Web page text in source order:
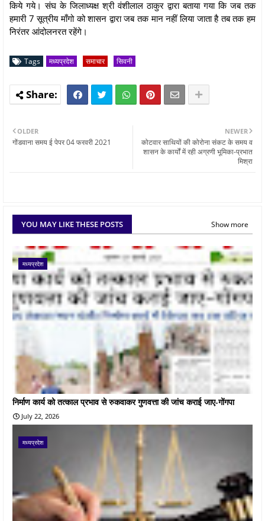
किये गये। संघ के जिलाध्यक्ष श्री वंशीलाल ठाकुर द्वारा बताया गया कि जब तक
हमारी 7 सूत्रीय माँगो को शासन द्वारा जब तक मान नहीं लिया जाता है तब तक हम
निरंतर आंदोलनरत रहेंगे।
Tags मध्यप्रदेश समाचार सिवनी
NEWER
कोटवार साथियों की कोरोना संकट के समय व
शासन के कार्यों में रही अग्रणी भूमिका-प्रभात
मिश्रा
OLDER
गोंडवाना समय ई पेपर 04 फरवरी 2021
YOU MAY LIKE THESE POSTS Show more
मध्यप्रदेश
निर्माण कार्य को तत्काल प्रभाव से रुकवाकर गुणवत्ता की जांच कराई जाए-गोंगपा
July 22, 2026
मध्यप्रदेश